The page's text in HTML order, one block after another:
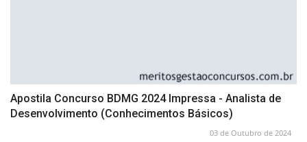
Apostila Concurso BDMG 2024 Impressa - Analista de
Desenvolvimento (Conhecimentos Básicos)
03 de Outubro de 2024